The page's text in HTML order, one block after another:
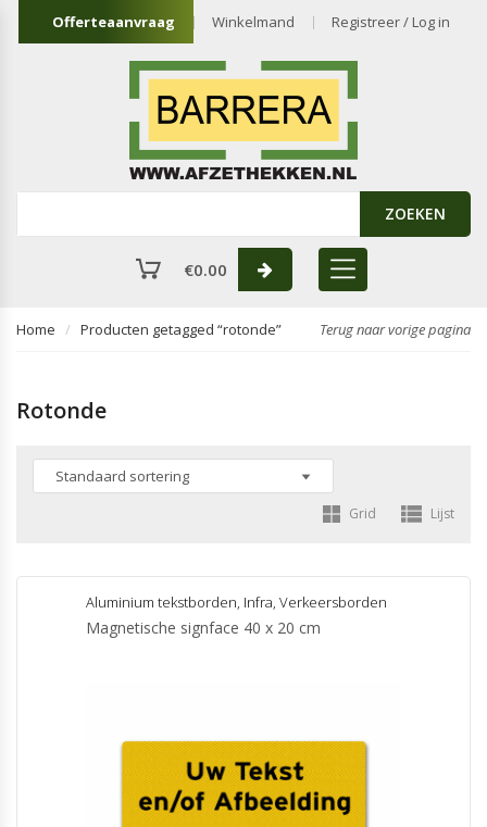
Offerteaanvraag Winkelmand Registreer / Log in
ZOEKEN
€0.00
Home Producten getagged “rotonde” Terug naar vorige pagina
Rotonde
Grid Lijst
Aluminium tekstborden, Infra, Verkeersborden
Magnetische signface 40 x 20 cm